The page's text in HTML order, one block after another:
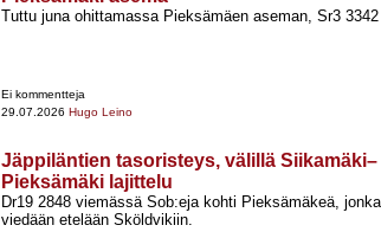
Tuttu juna ohittamassa Pieksämäen aseman, Sr3
Ei kommentteja
29.07.2026 Hugo Leino
Jäppiläntien tasoristeys, välillä Siikamäki–
Pieksämäki lajittelu
Dr19 2848 viemässä Sob:eja kohti Pieksämäkeä,
viedään etelään Sköldvikiin.